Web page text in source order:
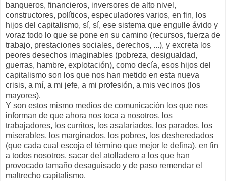
banqueros, financieros, inversores de alto nivel,
constructores, políticos, especuladores varios, en fin, los
hijos del capitalismo, sí, sí, ese sistema que engulle ávido y
voraz todo lo que se pone en su camino (recursos, fuerza de
trabajo, prestaciones sociales, derechos, ...), y excreta los
peores desechos imaginables (pobreza, desigualdad,
guerras, hambre, explotación), como decía, esos hijos del
capitalismo son los que nos han metido en esta nueva
crisis, a mí, a mi jefe, a mi profesión, a mis vecinos (los
mayores).
Y son estos mismo medios de comunicación los que nos
informan de que ahora nos toca a nosotros, los
trabajadores, los curritos, los asalariados, los parados, los
miserables, los marginados, los pobres, los desheredados
(que cada cual escoja el término que mejor le defina), en fin
a todos nosotros, sacar del atolladero a los que han
provocado tamaño desaguisado y de paso remendar el
maltrecho capitalismo.